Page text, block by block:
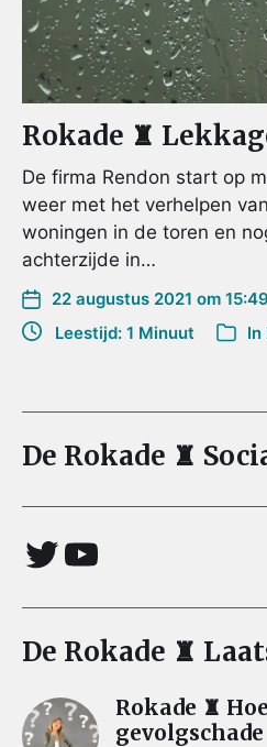
Rokade ♜
De firma Rendon start op
weer met het verhelpen
woningen in de toren en
achterzijde in…
22 augustus 2021 om
Leestijd: 1 Minuut
In
De Rokade ♜
De Rokade ♜
Rokade ♜
gevolgschade